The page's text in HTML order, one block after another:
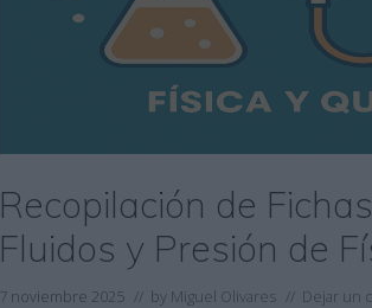
Recopilación de
Fluidos y Presión de
7 noviembre 2025 // by Miguel Olivares // Dejar un